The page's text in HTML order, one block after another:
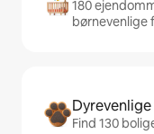
180
børnevenlige
Find 130